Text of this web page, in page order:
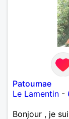
Patoumae
Le Lamentin -
Bonjour , je